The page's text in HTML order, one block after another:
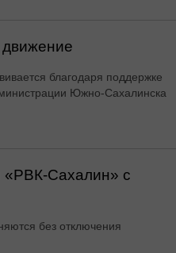
благодаря поддержке
Южно-Сахалинска
с
без отключения